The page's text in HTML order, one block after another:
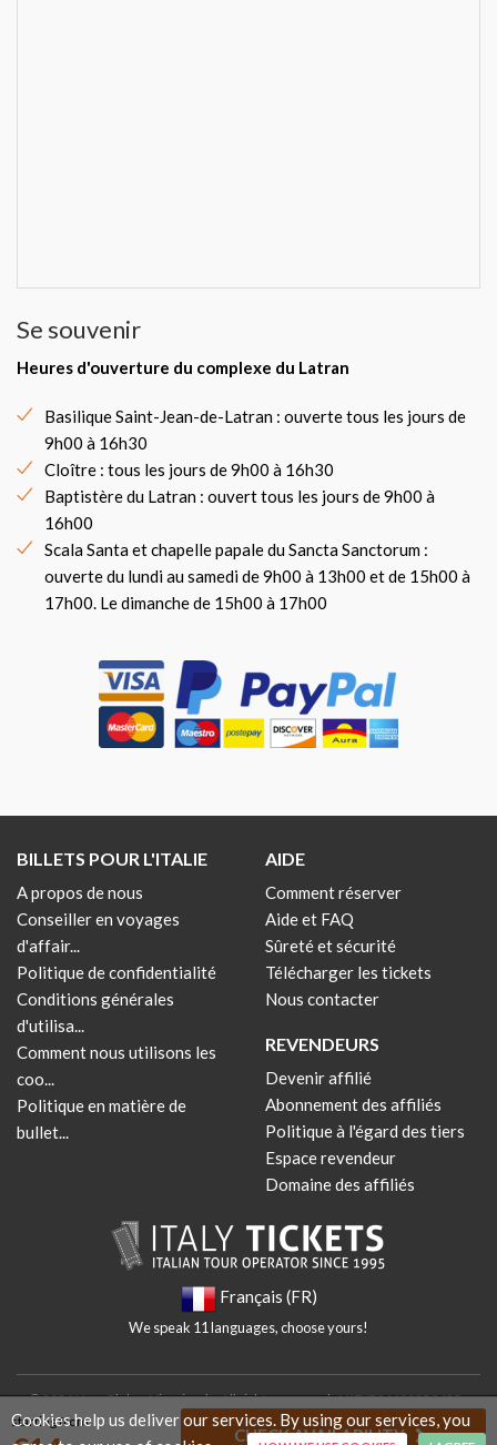
Se souvenir
Heures d'ouverture du complexe du Latran
Basilique Saint-Jean-de-Latran : ouverte tous les jours de
9h00 à 16h30
Cloître : tous les jours de 9h00 à 16h30
Baptistère du Latran : ouvert tous les jours de 9h00 à
16h00
Scala Santa et chapelle papale du Sancta Sanctorum :
ouverte du lundi au samedi de 9h00 à 13h00 et de 15h00 à
17h00. Le dimanche de 15h00 à 17h00
starting from
CHECK AVAILABILITY
BILLETS POUR L'ITALIE
A propos de nous
Conseiller en voyages
d'affair...
Politique de confidentialité
Conditions générales
d'utilisa...
Comment nous utilisons les
coo...
Politique en matière de
bullet...
AIDE
Comment réserver
Aide et FAQ
Sûreté et sécurité
Télécharger les tickets
Nous contacter
REVENDEURS
Devenir affilié
Abonnement des affiliés
Politique à l'égard des tiers
Espace revendeur
Domaine des affiliés
Cookies help us deliver our services. By using our services, you
Français (FR)
We speak 11 languages, choose yours!
© 2026 New Globus Viaggi s.r.l. - All rights reserved - VAT IT04690350485 -
Italian Chamber of Commerce n. 470865 - Cap. Soc. € 10.400 i.v.